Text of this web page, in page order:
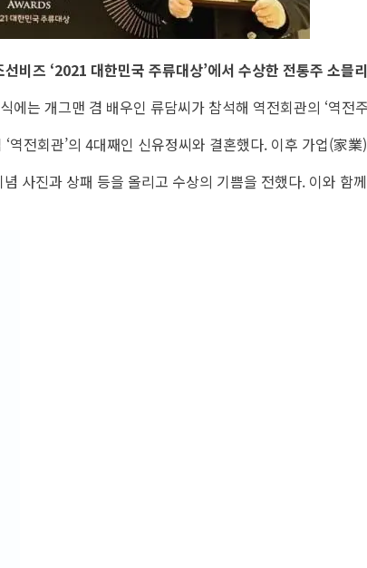
비즈 ‘2021 대한민국 주류대상’에서 수상한 전통주 소믈
는 개그맨 겸 배우인 류담씨가 참석해 역전회관의 ‘역전
역전회관’의 4대째인 신유정씨와 결혼했다. 이후 가업(家
사진과 상패 등을 올리고 수상의 기쁨을 전했다. 이와 함